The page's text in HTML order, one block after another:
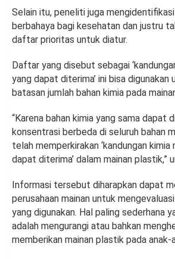
Selain itu, peneliti juga
berbahaya bagi kesehatan dan justru
daftar prioritas untuk diatur.
Daftar yang disebut sebagai
yang dapat diterima’ ini bisa
batasan jumlah bahan kimia pada
“Karena bahan kimia yang sama dapat
konsentrasi berbeda di seluruh bahan
telah memperkirakan ‘kandungan kimia
dapat diterima’ dalam mainan plastik,”
Informasi tersebut diharapkan dapat
perusahaan mainan untuk
yang digunakan. Hal paling sederhana
adalah mengurangi atau bahkan
memberikan mainan plastik pada anak-